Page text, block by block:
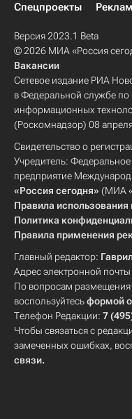
Спецпроекты
Версия 2023.1 Beta
© 2026 МИА «Россия
Вакансии
Сетевое издание РИА
в Федеральной службе по
информационных
(Роскомнадзор) 08
Свидетельство о
Учредитель: Федеральное
предприятие
«Россия сегодня» (МИА
Правила
Политика
Правила применения
Главный редактор:
Адрес электронной
По вопросам
воспользуйтесьформой
Телефон Редакции: 7
Чтобы связаться с
замеченных ошибках,
связи.